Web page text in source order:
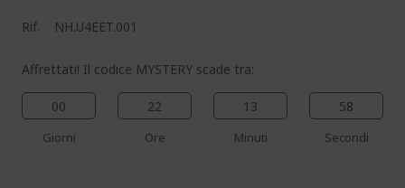
Rif. NH.U4EET.001
Affrettati! Il codice MYSTERY scade tra:
00
Giorni
22
Ore
13
Minuti
57
Secondi